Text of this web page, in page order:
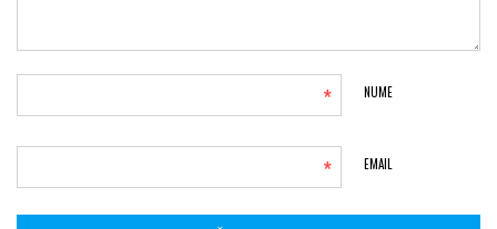
NUME
*
EMAIL
*